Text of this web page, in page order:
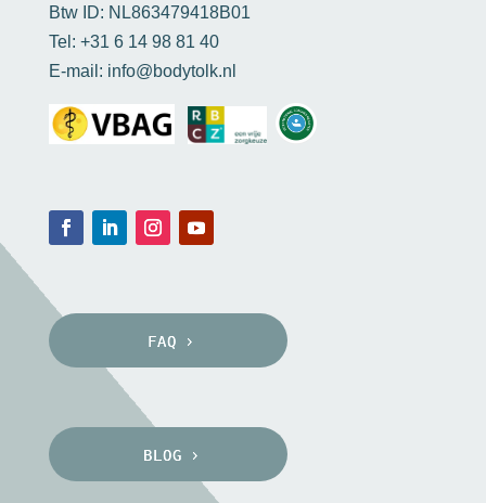
Btw ID: NL863479418B01
Tel: +31 6 14 98 81 40
E-mail: info@bodytolk.nl
FAQ
BLOG